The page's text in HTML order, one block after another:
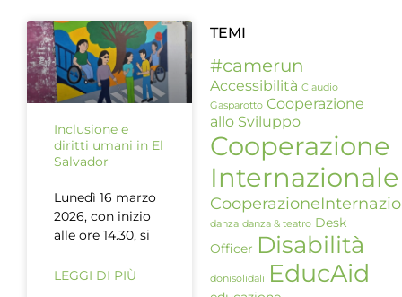
Inclusione e
diritti umani in El
Salvador
Lunedì 16 marzo
2026, con inizio
alle ore 14.30, si
LEGGI DI PIÙ
TEMI
#camerun
Accessibilità Claudio
Gasparotto Cooperazione
allo Sviluppo
Cooperazione
Internazionale
danza danza & teatro Desk
Officer Disabilità
donisolidali EducAid